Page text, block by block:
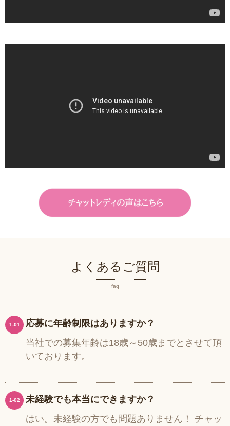
よくあるご質問
faq
1-01
応募に年齢制限はありますか？
当社での募集年齢は18歳～50歳までとさせて頂
いております。
1-02
未経験でも本当にできますか？
はい。未経験の方でも問題ありません！ チャッ